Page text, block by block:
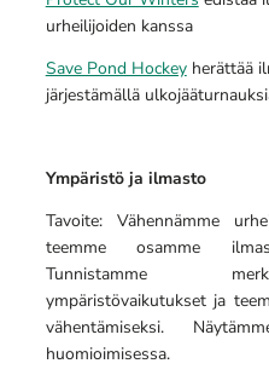
urheilijoiden kanssa
Save Pond Hockeyherättää
järjestämällä
Ympäristö ja ilmasto
Tavoite: Vähennämme
teemme osamme
Tunnistamme
ympäristövaikutukset ja
vähentämiseksi.
huomioimisessa.